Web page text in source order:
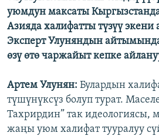
уюмдун максаты
Азияда халифатты түзүү экени
Эксперт Улуняндын
өзү өтө чаржайыт кепке
Артем Улунян: Булардын
түшүнүксүз болуп турат.
Тахрирдин” так идеологиясы,
жаңы уюм халифат тууралуу